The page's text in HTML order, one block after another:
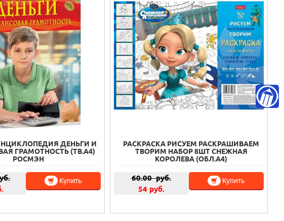
ДЕНЬГИ И
ГРАМОТНОСТЬ (ТВ.А4)
РОСМЭН
Купить
РАСКРАСКА РИСУЕМ РАСКРАШИВАЕМ
ТВОРИМ НАБОР 8ШТ СНЕЖНАЯ
КОРОЛЕВА (ОБЛ.А4)
60.00руб.
54 руб.
Купить